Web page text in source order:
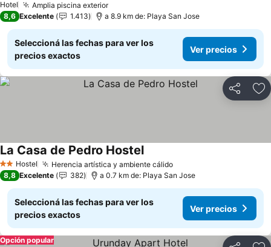
Hotel Amplia piscina exterior
8,6 Excelente 1.413 a 8.9 km de: Playa San Jose
Seleccioná las fechas para ver los
precios exactos
Ver precios
Compartir
2 Estrellas
Hostel Herencia artística y ambiente cálido
La Casa de Pedro Hostel
8,8 Excelente 382 a 0.7 km de: Playa San Jose
Seleccioná las fechas para ver los
precios exactos
Ver precios
Opción popular